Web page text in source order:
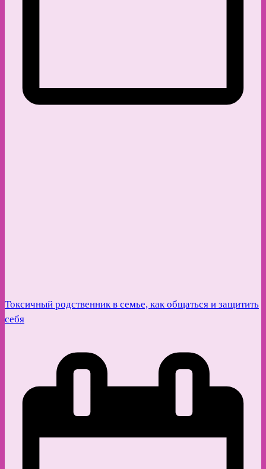
Токсичный родственник в семье, как общаться и защитить
себя